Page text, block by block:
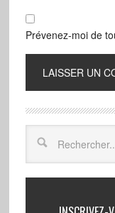
Prévenez-moi de